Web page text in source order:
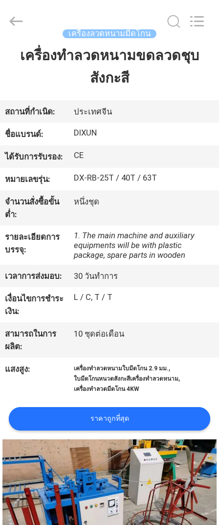
บ้าน
การ
แสดง
เกี่ยว
เรา
โรงงาน
ควบคุม
คุณภาพ
ติดต่อ
เรา
ขอ
ใบ
เสนอ
Mesh
เครื่องลวดหนามมีดโกน
เครื่องทำลวดหนามขดลวดชุบ
สังกะสี
สถานที่กำเนิด: ประเทศจีน
ชื่อแบรนด์: DIXUN
ได้รับการรับรอง: CE
หมายเลขรุ่น: DX-RB-25T / 40T / 63T
จำนวนสั่งซื้อขั้น
ต่ำ:
หนึ่งชุด
รายละเอียดการ
บรรจุ:
1. The main machine and auxiliary
equipments will be with plastic
package, spare parts in wooden
เวลาการส่งมอบ: 30 วันทำการ
เงื่อนไขการชำระ
เงิน:
L / C, T / T
สามารถในการ
ผลิต:
10 ชุดต่อเดือน
แสงสูง: เครื่องทำลวดหนามใบมีดโกน 2.9 มม.,
ใบมีดโกนหนวดสังกะสีเครื่องทำลวดหนาม,
เครื่องทำลวดมีดโกน 4KW
ราคาถูกที่สุด